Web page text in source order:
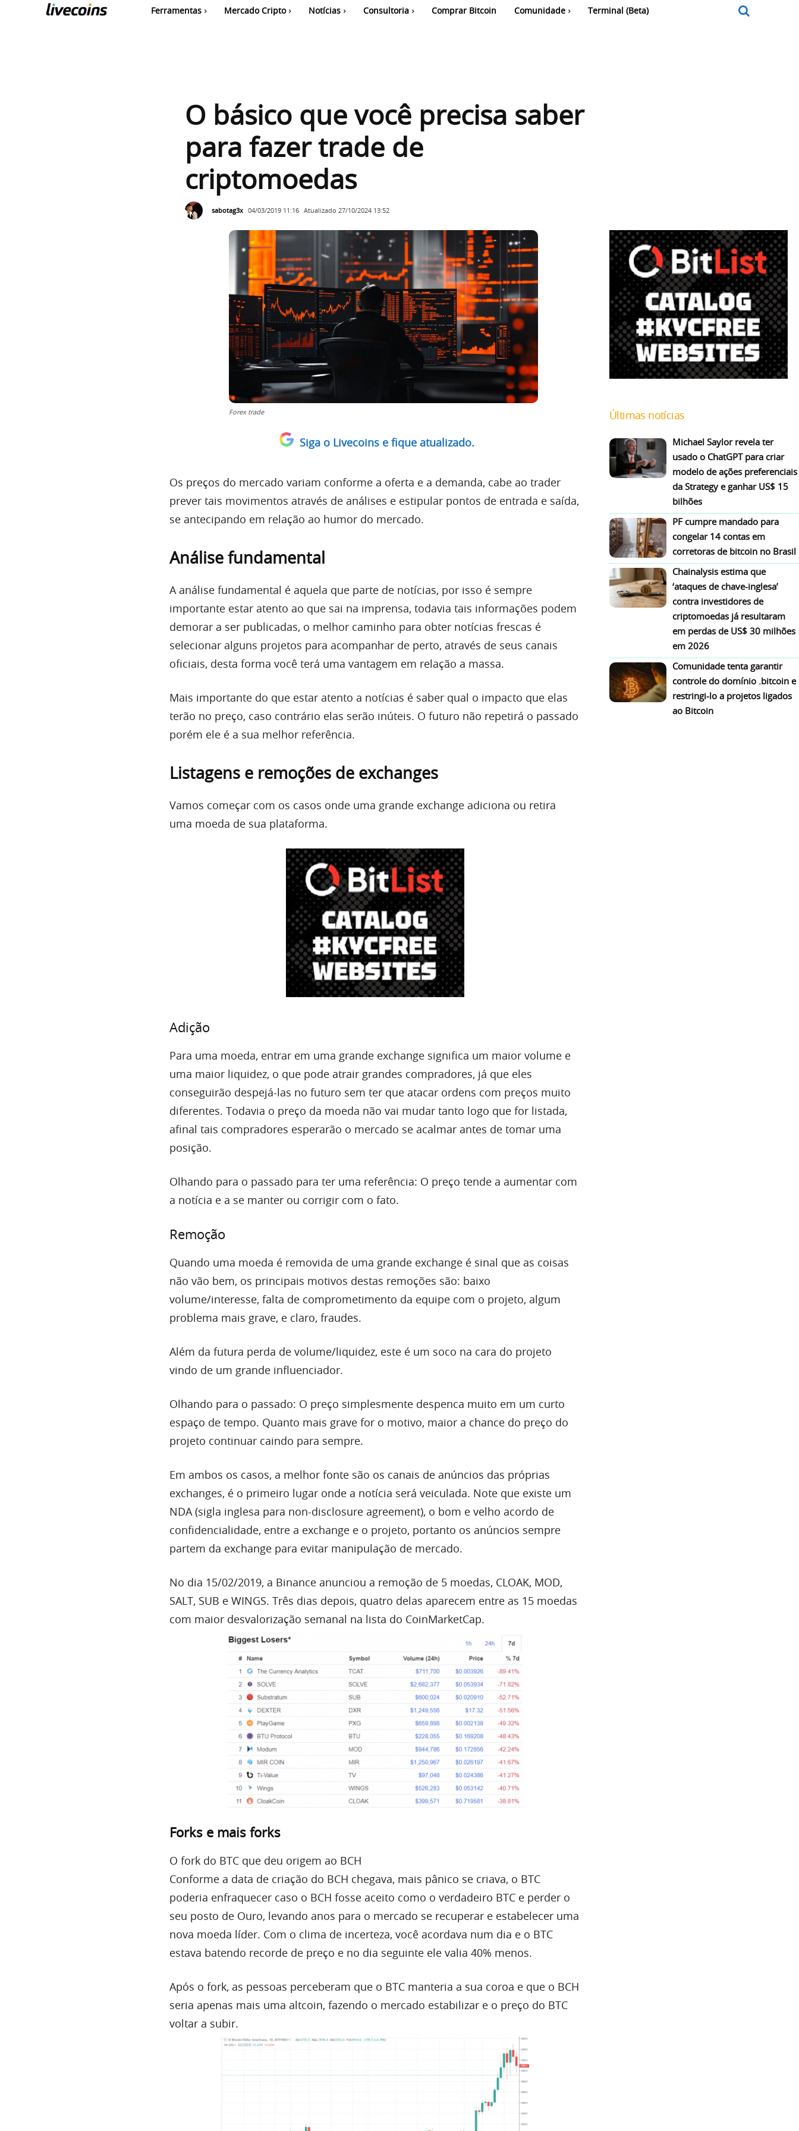
Ferramentas Mercado Cripto Notícias Consultoria Comprar Bitcoin Comunidade Terminal (Beta)
O básico que você precisa saber
para fazer trade de
criptomoedas
sabotag3x 04/03/2019 11:16 Atualizado 27/10/2024 13:52
Forex trade
Siga o Livecoins e fique atualizado.
Os preços do mercado variam conforme a oferta e a demanda, cabe ao trader
prever tais movimentos através de análises e estipular pontos de entrada e saída,
se antecipando em relação ao humor do mercado.
Análise fundamental
A análise fundamental é aquela que parte de notícias, por isso é sempre
importante estar atento ao que sai na imprensa, todavia tais informações podem
demorar a ser publicadas, o melhor caminho para obter notícias frescas é
selecionar alguns projetos para acompanhar de perto, através de seus canais
oficiais, desta forma você terá uma vantagem em relação a massa.
Mais importante do que estar atento a notícias é saber qual o impacto que elas
terão no preço, caso contrário elas serão inúteis. O futuro não repetirá o passado
porém ele é a sua melhor referência.
Listagens e remoções de exchanges
Vamos começar com os casos onde uma grande exchange adiciona ou retira
uma moeda de sua plataforma.
Adição
Para uma moeda, entrar em uma grande exchange significa um maior volume e
uma maior liquidez, o que pode atrair grandes compradores, já que eles
conseguirão despejá-las no futuro sem ter que atacar ordens com preços muito
diferentes. Todavia o preço da moeda não vai mudar tanto logo que for listada,
afinal tais compradores esperarão o mercado se acalmar antes de tomar uma
posição.
Olhando para o passado para ter uma referência: O preço tende a aumentar com
a notícia e a se manter ou corrigir com o fato.
Remoção
Quando uma moeda é removida de uma grande exchange é sinal que as coisas
não vão bem, os principais motivos destas remoções são: baixo
volume/interesse, falta de comprometimento da equipe com o projeto, algum
problema mais grave, e claro, fraudes.
Além da futura perda de volume/liquidez, este é um soco na cara do projeto
vindo de um grande influenciador.
Olhando para o passado: O preço simplesmente despenca muito em um curto
espaço de tempo. Quanto mais grave for o motivo, maior a chance do preço do
projeto continuar caindo para sempre.
Em ambos os casos, a melhor fonte são os canais de anúncios das próprias
exchanges, é o primeiro lugar onde a notícia será veiculada. Note que existe um
NDA (sigla inglesa para non-disclosure agreement), o bom e velho acordo de
confidencialidade, entre a exchange e o projeto, portanto os anúncios sempre
partem da exchange para evitar manipulação de mercado.
No dia 15/02/2019, a Binance anunciou a remoção de 5 moedas, CLOAK, MOD,
SALT, SUB e WINGS. Três dias depois, quatro delas aparecem entre as 15 moedas
com maior desvalorização semanal na lista do CoinMarketCap.
Forks e mais forks
O fork do BTC que deu origem ao BCH
Conforme a data de criação do BCH chegava, mais pânico se criava, o BTC
poderia enfraquecer caso o BCH fosse aceito como o verdadeiro BTC e perder o
seu posto de Ouro, levando anos para o mercado se recuperar e estabelecer uma
nova moeda líder. Com o clima de incerteza, você acordava num dia e o BTC
estava batendo recorde de preço e no dia seguinte ele valia 40% menos.
Após o fork, as pessoas perceberam que o BTC manteria a sua coroa e que o BCH
seria apenas mais uma altcoin, fazendo o mercado estabilizar e o preço do BTC
voltar a subir.
Últimas notícias
Michael Saylor revela ter
usado o ChatGPT para criar
modelo de ações preferenciais
da Strategy e ganhar US$ 15
bilhões
PF cumpre mandado para
congelar 14 contas em
corretoras de bitcoin no Brasil
Chainalysis estima que
‘ataques de chave-inglesa’
contra investidores de
criptomoedas já resultaram
em perdas de US$ 30 milhões
em 2026
Comunidade tenta garantir
controle do domínio .bitcoin e
restringi-lo a projetos ligados
ao Bitcoin